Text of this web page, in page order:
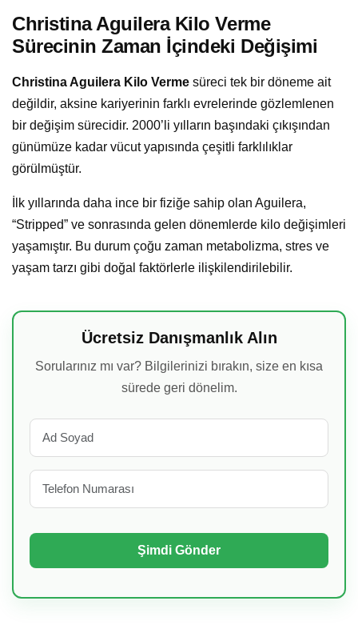
Christina Aguilera Kilo Verme
Sürecinin Zaman İçindeki Değişimi
Christina Aguilera Kilo Verme süreci tek bir döneme ait
değildir, aksine kariyerinin farklı evrelerinde gözlemlenen
bir değişim sürecidir. 2000’li yılların başındaki çıkışından
günümüze kadar vücut yapısında çeşitli farklılıklar
görülmüştür.
İlk yıllarında daha ince bir fiziğe sahip olan Aguilera,
“Stripped” ve sonrasında gelen dönemlerde kilo değişimleri
yaşamıştır. Bu durum çoğu zaman metabolizma, stres ve
yaşam tarzı gibi doğal faktörlerle ilişkilendirilebilir.
Ücretsiz Danışmanlık Alın
Sorularınız mı var? Bilgilerinizi bırakın, size en kısa
sürede geri dönelim.